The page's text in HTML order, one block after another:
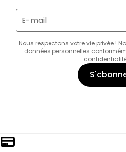
E-mail
Nous respectons votre vie privée !
données personnelles